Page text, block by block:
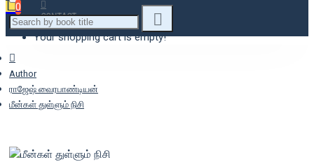
CONTACT
0
Your shopping cart is empty!
Author
ராஜேஷ் வைரபாண்டியன்
மீன்கள் துள்ளும் நிசி